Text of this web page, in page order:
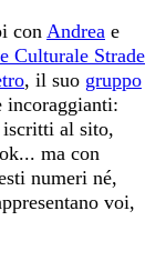
conAndrea e
Culturale Strade
, il suo gruppo
incoraggianti:
al sito,
ma con
numeri né,
voi,